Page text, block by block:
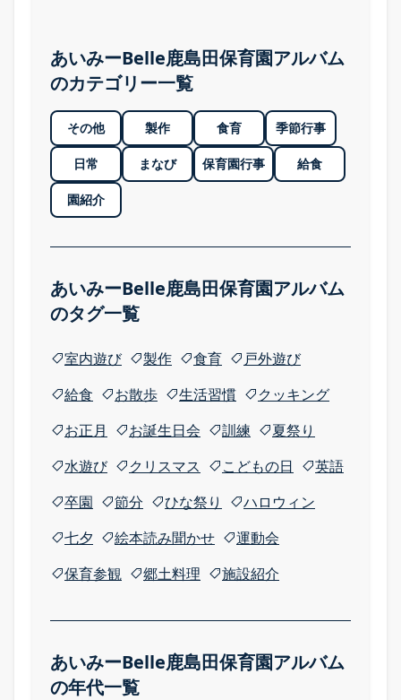
五感を育む園の日常 TOP
季節の行事
全園のアルバム
トピックス
あいみーBelle鹿島田保育園アルバム
のカテゴリー一覧
その他 製作 食育 季節行事
日常 まなび 保育園行事 給食
園紹介
あいみーBelle鹿島田保育園アルバム
のタグ一覧
室内遊び 製作 食育
戸外遊び
給食
お散歩 生活習慣
クッキング
お正月
お誕生日会 訓練
夏祭り
水遊び
クリスマス こどもの日
英語
卒園
節分 ひな祭り
ハロウィン
七夕
絵本読み聞かせ
運動会
保育参観
郷土料理 施設紹介
あいみーBelle鹿島田保育園アルバム
の年代一覧